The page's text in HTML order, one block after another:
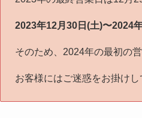
2023年12月30日(土)〜2024
そのため、2024年の最初の
お客様にはご迷惑をお掛け